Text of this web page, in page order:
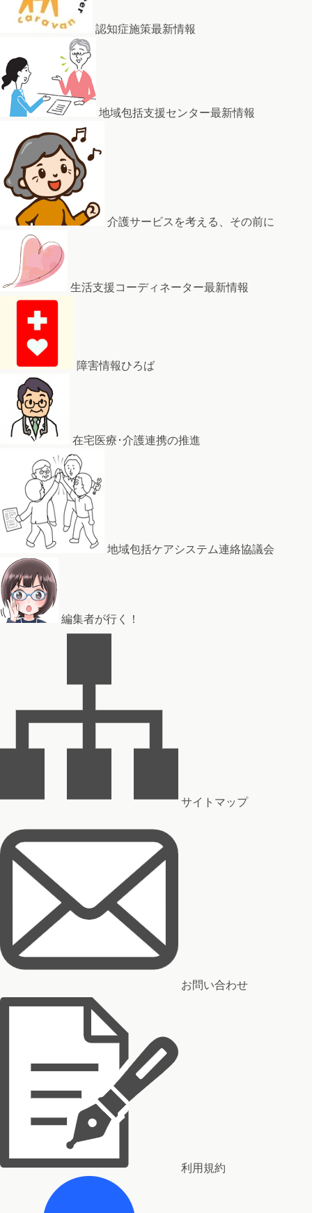
認知症施策最新情報
地域包括支援センター最新情報
介護サービスを考える、その前に
生活支援コーディネーター最新情報
障害情報ひろば
在宅医療･介護連携の推進
地域包括ケアシステム連絡協議会
編集者が行く！
サイトマップ
お問い合わせ
利用規約